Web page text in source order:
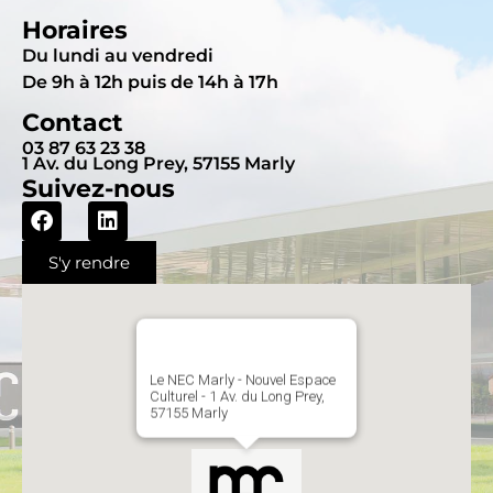
Horaires
Du lundi au vendredi
De 9h à 12h puis de 14h à 17h
Contact
03 87 63 23 38
1 Av. du Long Prey, 57155 Marly
Suivez-nous
S'y rendre
Le NEC Marly - Nouvel Espace
Culturel - 1 Av. du Long Prey,
57155 Marly